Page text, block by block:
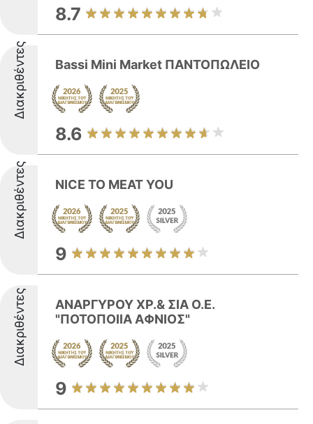
8.7
Διακριθέντες Bassi Mini Market ΠΑΝΤΟΠΩΛΕΙΟ
8.6
Διακριθέντες NICE TO MEAT YOU
9
Διακριθέντες
ΑΝΑΡΓΥΡΟΥ ΧΡ.& ΣΙΑ Ο.Ε.
"ΠΟΤΟΠΟΙΙΑ ΑΦΝΙΟΣ"
9